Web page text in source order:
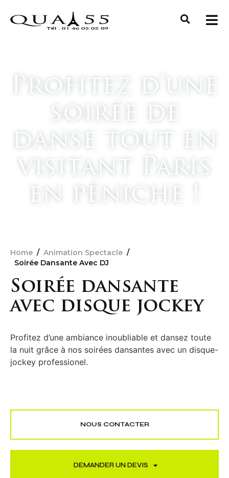
Profitez d’une
soirée de
danse tout en
visitant Paris
en péniche !
Home / Animation Spectacle /
Soirée Dansante Avec DJ
Soirée dansante
avec disque jockey
Profitez d’une ambiance inoubliable et dansez toute
la nuit grâce à nos soirées dansantes avec un disque-
jockey professionel.
NOUS CONTACTER
DEMANDER UN DEVIS